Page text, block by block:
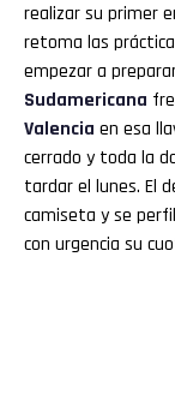
realizar su primer
retoma las
empezar a
Sudamericana
Valencia en esa
cerrado y toda la
tardar el lunes. El
camiseta y se
con urgencia su